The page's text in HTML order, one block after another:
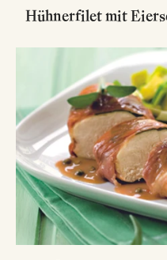
Hühnerfilet mit